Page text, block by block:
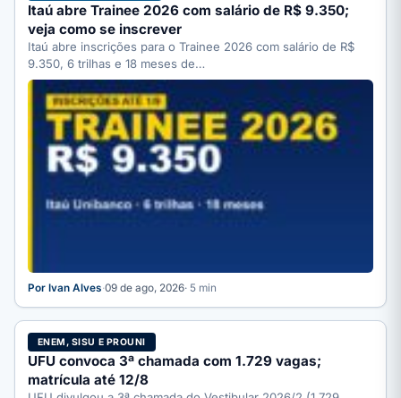
Itaú abre Trainee 2026 com salário de R$ 9.350;
veja como se inscrever
Itaú abre inscrições para o Trainee 2026 com salário de R$
9.350, 6 trilhas e 18 meses de…
Por Ivan Alves·09 de ago, 2026· 5 min
ENEM, SISU E PROUNI
UFU convoca 3ª chamada com 1.729 vagas;
matrícula até 12/8